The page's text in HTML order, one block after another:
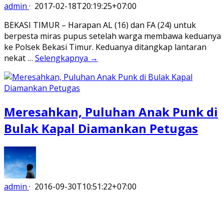
admin · 2017-02-18T20:19:25+07:00
BEKASI TIMUR – Harapan AL (16) dan FA (24) untuk
berpesta miras pupus setelah warga membawa keduanya
ke Polsek Bekasi Timur. Keduanya ditangkap lantaran
nekat … Selengkapnya →
Meresahkan, Puluhan Anak Punk di
Bulak Kapal Diamankan Petugas
admin · 2016-09-30T10:51:22+07:00